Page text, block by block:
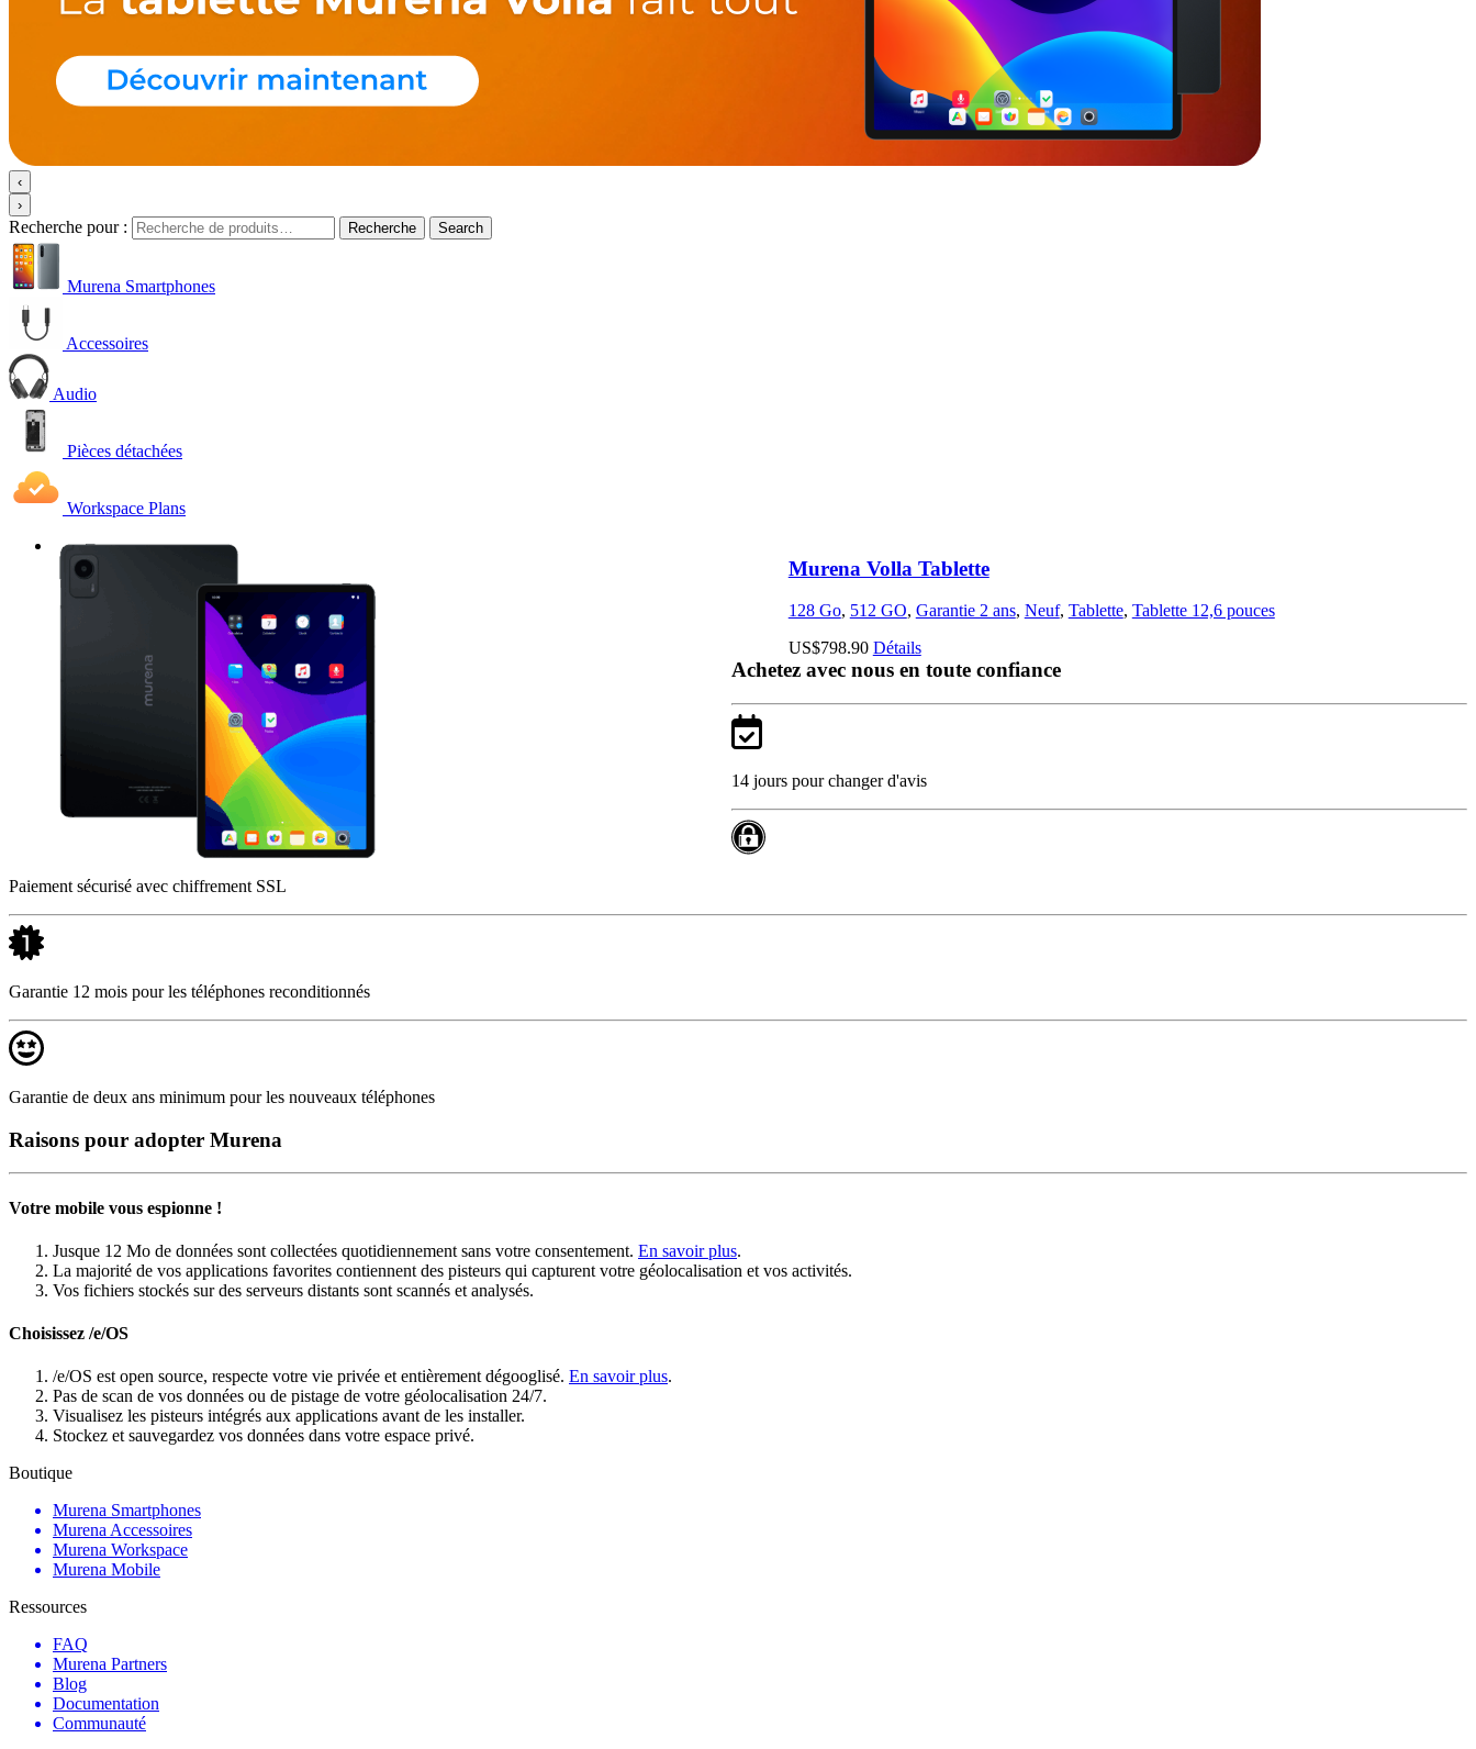
‹
›
Recherche pour : Recherche Search
Murena Smartphones
Accessoires
Audio
Pièces détachées
Workspace Plans
Murena Volla Tablette
128 Go, 512 GO, Garantie 2 ans, Neuf, Tablette, Tablette 12,6 pouces
US$798.90 Détails
Achetez avec nous en toute confiance
14 jours pour changer d'avis
Paiement sécurisé avec chiffrement SSL
Garantie 12 mois pour les téléphones reconditionnés
Garantie de deux ans minimum pour les nouveaux téléphones
Raisons pour adopter Murena
Votre mobile vous espionne !
Jusque 12 Mo de données sont collectées quotidiennement sans votre consentement. En savoir plus.
La majorité de vos applications favorites contiennent des pisteurs qui capturent votre géolocalisation et vos activités.
Vos fichiers stockés sur des serveurs distants sont scannés et analysés.
Choisissez /e/OS
/e/OS est open source, respecte votre vie privée et entièrement dégooglisé. En savoir plus.
Pas de scan de vos données ou de pistage de votre géolocalisation 24/7.
Visualisez les pisteurs intégrés aux applications avant de les installer.
Stockez et sauvegardez vos données dans votre espace privé.
Boutique
Murena Smartphones
Murena Accessoires
Murena Workspace
Murena Mobile
Ressources
FAQ
Murena Partners
Blog
Documentation
Communauté